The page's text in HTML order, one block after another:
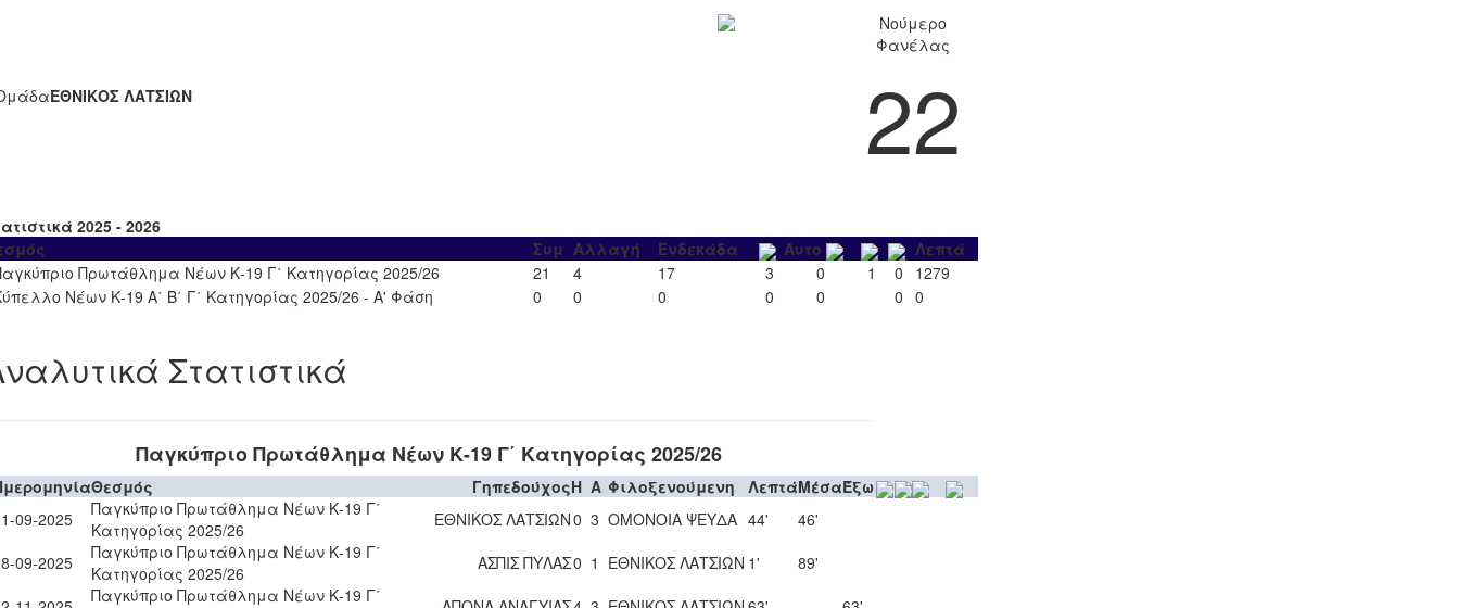
ΕΘΝΙΚΟΣ ΛΑΤΣΙΩΝ
Νούμερο
Φανέλας
22
2025 - 2026
Συμ Αλλαγή Ενδεκάδα Αυτο
Λεπτά
Πρωτάθλημα Νέων Κ-19 Γ΄ Κατηγορίας 2025/26
21 4 17 3 0 1 0
1279
Νέων Κ-19 Α΄ Β΄ Γ΄ Κατηγορίας 2025/26 - Α' Φάση
0 0 0 0 0 0 0
Στατιστικά
Παγκύπριο Πρωτάθλημα Νέων Κ-19 Γ΄ Κατηγορίας 2025/26
Θεσμός ΓηπεδούχοςH A Φιλοξενούμενη ΛεπτάΜέσαΈξω
09-2025
Παγκύπριο Πρωτάθλημα Νέων Κ-19 Γ΄
Κατηγορίας 2025/26
ΕΘΝΙΚΟΣ ΛΑΤΣΙΩΝ0 3 ΟΜΟΝΟΙΑ ΨΕΥΔΑ 44'
46'
09-2025
Παγκύπριο Πρωτάθλημα Νέων Κ-19 Γ΄
Κατηγορίας 2025/26
ΑΣΠΙΣ ΠΥΛΑΣ0 1 ΕΘΝΙΚΟΣ ΛΑΤΣΙΩΝ 1'
89'
Παγκύπριο Πρωτάθλημα Νέων Κ-19 Γ΄